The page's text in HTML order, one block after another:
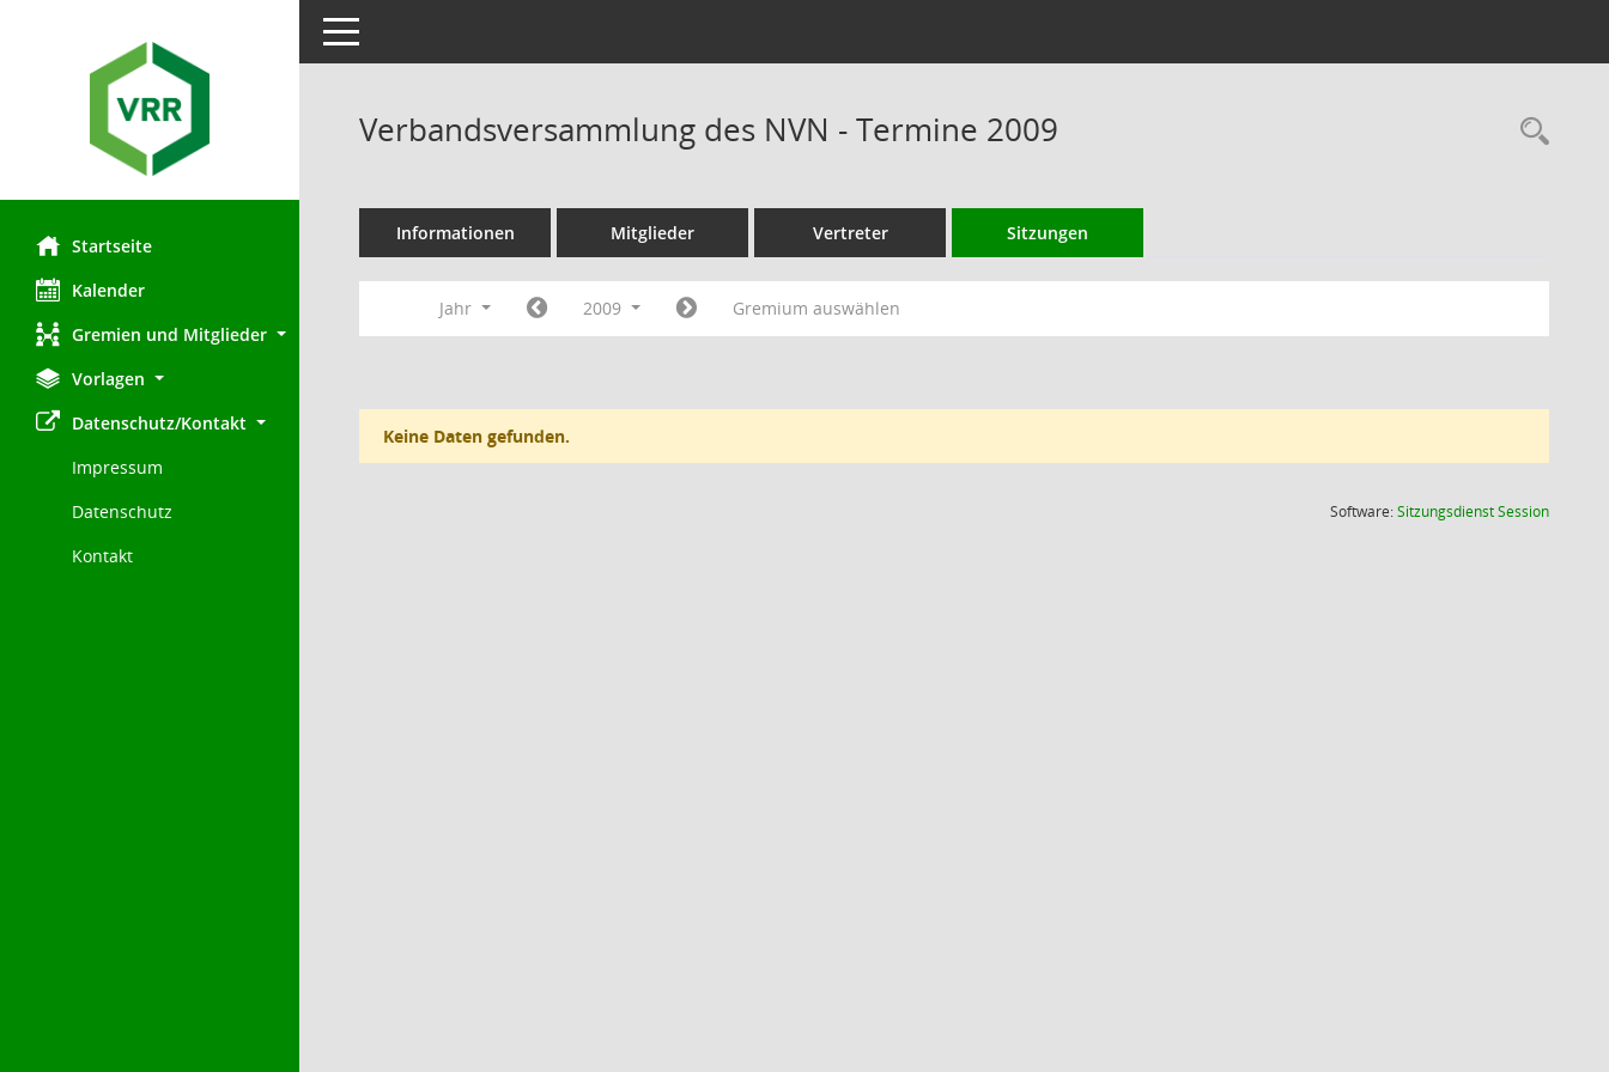
Startseite
Kalender
Gremien und Mitglieder
Vorlagen
Datenschutz/Kontakt
Impressum
Datenschutz
Kontakt
Toggle navigation
Verbandsversammlung des NVN - Termine 2009
Informationen Mitglieder Vertreter Sitzungen
Jahr 2009 Gremium auswählen
Keine Daten gefunden.
Software:SitzungsdienstSession(Wird in